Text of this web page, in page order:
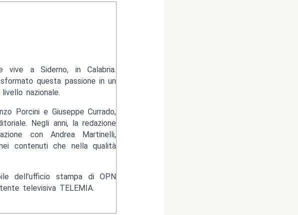
a Siderno, in Calabria.
questa passione in un
nazionale.
Porcini e Giuseppe Currado,
Negli anni, la redazione
con Andrea Martinelli,
contenuti che nella qualità
dell'ufficio stampa di OPN
televisiva TELEMIA.